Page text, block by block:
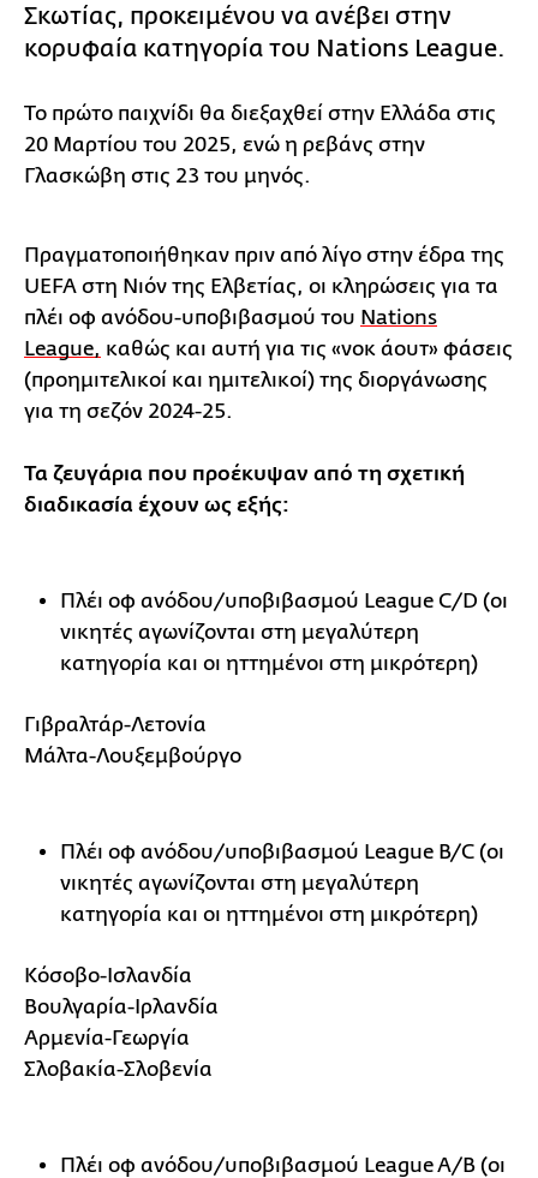
Σκωτίας, προκειμένου να ανέβει στην
κορυφαία κατηγορία του Nations League.
Το πρώτο παιχνίδι θα διεξαχθεί στην Ελλάδα στις
20 Μαρτίου του 2025, ενώ η ρεβάνς στην
Γλασκώβη στις 23 του μηνός.
Πραγματοποιήθηκαν πριν από λίγο στην έδρα της
UEFA στη Νιόν της Ελβετίας, οι κληρώσεις για τα
πλέι οφ ανόδου-υποβιβασμού του Nations
League, καθώς και αυτή για τις «νοκ άουτ» φάσεις
(προημιτελικοί και ημιτελικοί) της διοργάνωσης
για τη σεζόν 2024-25.
Τα ζευγάρια που προέκυψαν από τη σχετική
διαδικασία έχουν ως εξής:
Πλέι οφ ανόδου/υποβιβασμού League C/D (οι
νικητές αγωνίζονται στη μεγαλύτερη
κατηγορία και οι ηττημένοι στη μικρότερη)
Γιβραλτάρ-Λετονία
Μάλτα-Λουξεμβούργο
Πλέι οφ ανόδου/υποβιβασμού League B/C (οι
νικητές αγωνίζονται στη μεγαλύτερη
κατηγορία και οι ηττημένοι στη μικρότερη)
Κόσοβο-Ισλανδία
Βουλγαρία-Ιρλανδία
Αρμενία-Γεωργία
Σλοβακία-Σλοβενία
Πλέι οφ ανόδου/υποβιβασμού League A/B (οι